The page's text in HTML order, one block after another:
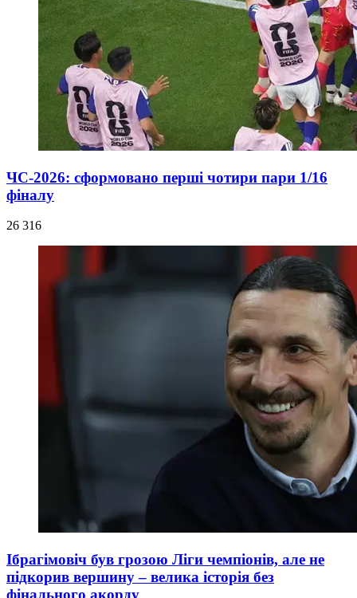
ЧС-2026: сформовано перші чотири пари 1/16
фіналу
26 316
Ібрагімовіч був грозою Ліги чемпіонів, але не
підкорив вершину – велика історія без
фінального акорду